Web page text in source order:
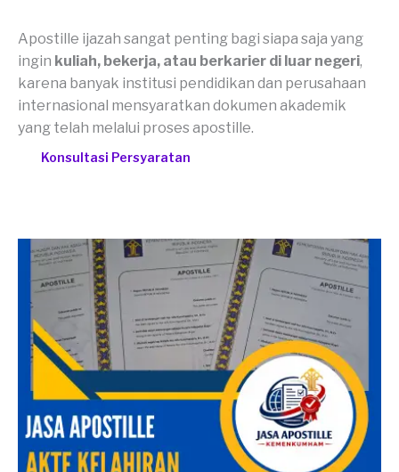
Apostille ijazah sangat penting bagi siapa saja yang
ingin kuliah, bekerja, atau berkarier di luar negeri,
karena banyak institusi pendidikan dan perusahaan
internasional mensyaratkan dokumen akademik
yang telah melalui proses apostille.
Konsultasi Persyaratan